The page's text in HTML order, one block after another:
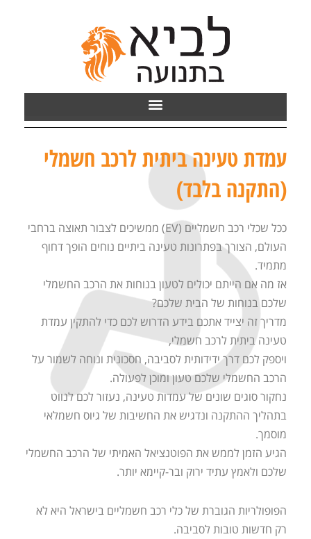
עמדת טעינה ביתית לרכב חשמלי
(התקנה בלבד)
ככל שכלי רכב חשמליים (EV) ממשיכים לצבור תאוצה ברחבי
העולם, הצורך בפתרונות טעינה ביתיים נוחים הופך דחוף
מתמיד.
אז מה אם הייתם יכולים לטעון בנוחות את הרכב החשמלי
שלכם בנוחות של הבית שלכם?
מדריך זה יצייד אתכם בידע הדרוש לכם כדי להתקין עמדת
טעינה ביתית לרכב חשמלי,
ויספק לכם דרך ידידותית לסביבה, חסכונית ונוחה לשמור על
הרכב החשמלי שלכם טעון ומוכן לפעולה.
נחקור סוגים שונים של עמדות טעינה, נעזור לכם לנווט
בתהליך ההתקנה ונדגיש את החשיבות של גיוס חשמלאי
מוסמך.
הגיע הזמן לממש את הפוטנציאל האמיתי של הרכב החשמלי
שלכם ולאמץ עתיד ירוק ובר-קיימא יותר.
הפופולריות הגוברת של כלי רכב חשמליים בישראל היא לא
רק חדשות טובות לסביבה.